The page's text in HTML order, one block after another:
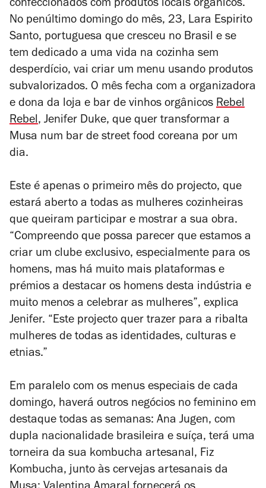
confeccionados com produtos locais orgânicos.
No penúltimo domingo do mês, 23, Lara Espirito
Santo, portuguesa que cresceu no Brasil e se
tem dedicado a uma vida na cozinha sem
desperdício, vai criar um menu usando produtos
subvalorizados. O mês fecha com a organizadora
e dona da loja e bar de vinhos orgânicos Rebel
Rebel, Jenifer Duke, que quer transformar a
Musa num bar de street food coreana por um
dia.
Este é apenas o primeiro mês do projecto, que
estará aberto a todas as mulheres cozinheiras
que queiram participar e mostrar a sua obra.
“Compreendo que possa parecer que estamos a
criar um clube exclusivo, especialmente para os
homens, mas há muito mais plataformas e
prémios a destacar os homens desta indústria e
muito menos a celebrar as mulheres” , explica
Jenifer.
Este projecto quer trazer para a ribalta
mulheres de todas as identidades, culturas e
etnias.”
Em paralelo com os menus especiais de cada
domingo, haverá outros negócios no feminino em
destaque todas as semanas: Ana Jugen, com
dupla nacionalidade brasileira e suíça, terá uma
torneira da sua kombucha artesanal, Fiz
Kombucha, junto às cervejas artesanais da